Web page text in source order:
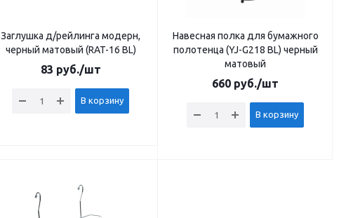
Заглушка д/рейлинга модерн,
черный матовый (RAT-16 BL)
83 руб./шт
В корзину
Навесная полка для бумажного
полотенца (YJ-G218 BL) черный
матовый
660 руб./шт
В корзину